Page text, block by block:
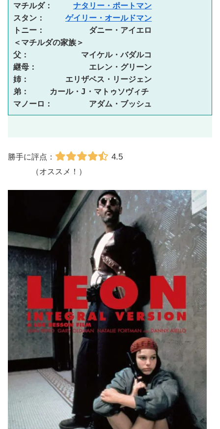
マチルダ： ナタリー・ポートマン
スタン： ゲイリー・オールドマン
トニー：　　　　 　ダニー・アイエロ
＜マチルダの家族＞
父：　　　　　 　マイケル・バダルコ
継母：　　　　　 　エレン・グリーン
姉：　　　　 エリザベス・リージェン
弟：　 　カール・J・マトゥソヴィチ
マノーロ：　　　 　アダム・ブッシュ
勝手に評点： 4.5
（オススメ！）